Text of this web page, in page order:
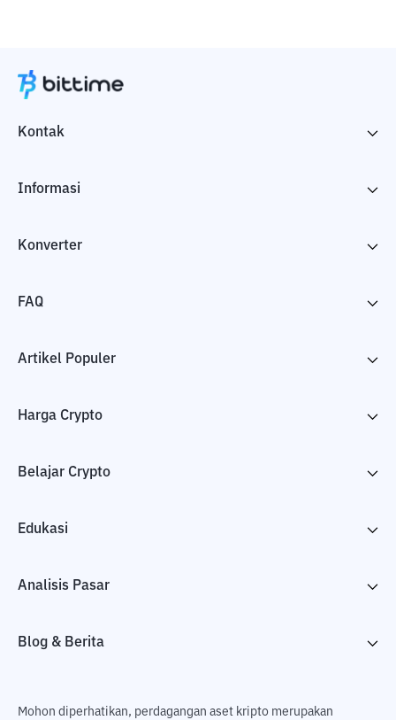
Kontak
Informasi
Konverter
FAQ
Artikel Populer
Harga Crypto
Belajar Crypto
Edukasi
Analisis Pasar
Blog & Berita
Mohon diperhatikan, perdagangan aset kripto merupakan